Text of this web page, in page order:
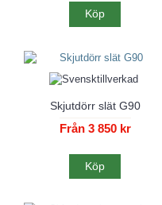
Köp
Skjutdörr slät G90
Från 3 850 kr
Köp